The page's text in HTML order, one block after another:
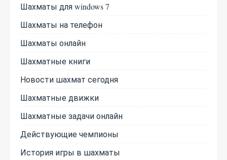
Шахматы для windows 7
Шахматы на телефон
Шахматы онлайн
Шахматные книги
Новости шахмат сегодня
Шахматные движки
Шахматные задачи онлайн
Действующие чемпионы
История игры в шахматы